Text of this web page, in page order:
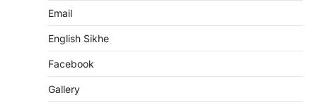
Email
English Sikhe
Facebook
Gallery